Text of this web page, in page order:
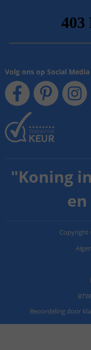
Volg ons op Social Media
"Koning
Copyright
Beoordeling door